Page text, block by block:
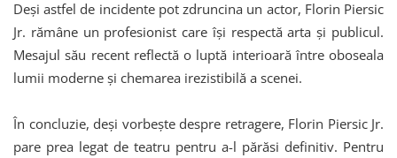
Deși astfel de incidente pot zdruncina un actor, Florin Piersic
Jr. rămâne un profesionist care își respectă arta și publicul.
Mesajul său recent reflectă o luptă interioară între oboseala
lumii moderne și chemarea irezistibilă a scenei.
În concluzie, deși vorbește despre retragere, Florin Piersic Jr.
pare prea legat de teatru pentru a-l părăsi definitiv. Pentru